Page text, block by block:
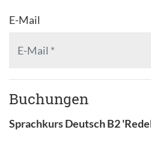
E-Mail
Buchungen
Sprachkurs Deutsch B2